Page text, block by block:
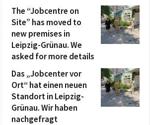
The “Jobcentre on
Site” has moved to
new premises in
Leipzig-Grünau. We
asked for more details
Das „Jobcenter vor
Ort“ hat einen neuen
Standort in Leipzig-
Grünau. Wir haben
nachgefragt